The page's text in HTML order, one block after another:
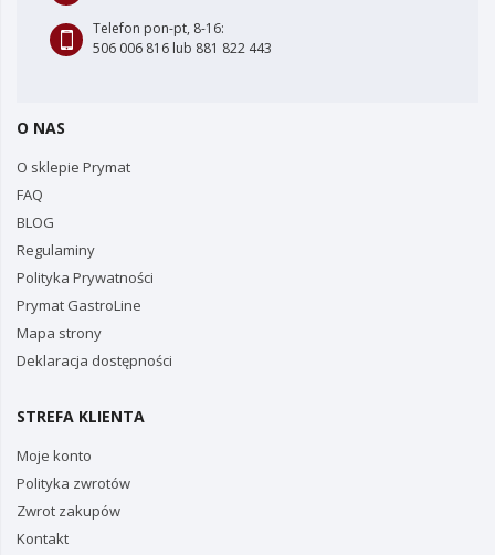
Telefon pon-pt, 8-16:
506 006 816 lub 881 822 443
O NAS
O sklepie Prymat
FAQ
BLOG
Regulaminy
Polityka Prywatności
Prymat GastroLine
Mapa strony
Deklaracja dostępności
STREFA KLIENTA
Moje konto
Polityka zwrotów
Zwrot zakupów
Kontakt